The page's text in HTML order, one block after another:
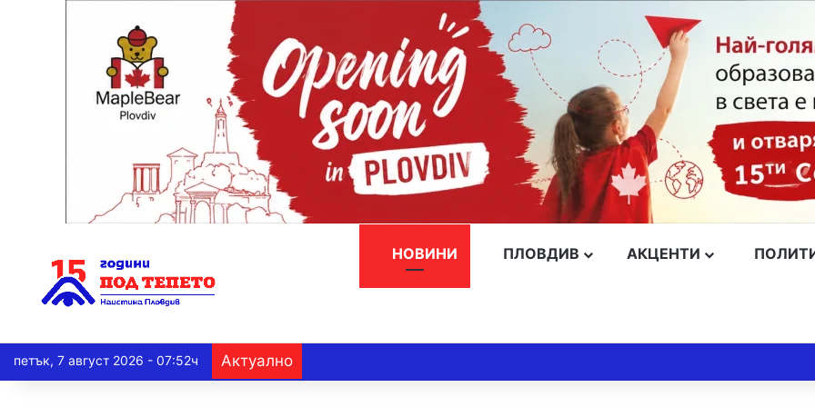
НОВИНИ ПЛОВДИВ АКЦЕНТИ
петък, 7 август 2026 - 07:52ч Актуално